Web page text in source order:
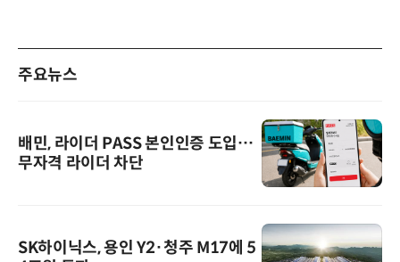
주요뉴스
배민, 라이더 PASS 본인인증 도입…
무자격 라이더 차단
SK하이닉스, 용인 Y2·청주 M17에 5